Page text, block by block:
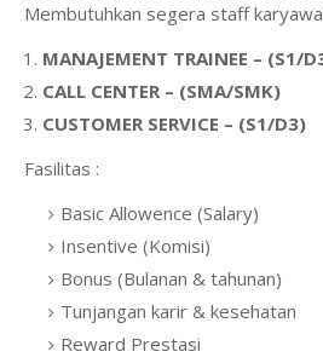
Membutuhkan segera staff
MANAJEMENT TRAINEE – (S1/
CALL CENTER – (SMA/SMK)
CUSTOMER SERVICE – (S1/D3)
Fasilitas :
Basic Allowence (Salary)
Insentive (Komisi)
Bonus (Bulanan & tahunan)
Tunjangan karir & kesehatan
Reward Prestasi